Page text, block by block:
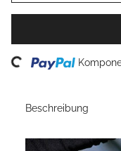
Beschreibung